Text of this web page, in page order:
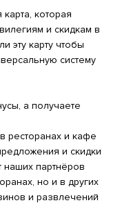
которая
и скидкам в
эту карту чтобы
систему
а получаете
ресторанах и кафе
и скидки
наших партнёров
но и в других
и развлечений